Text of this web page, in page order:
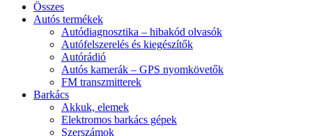
Összes
Autós termékek
Autódiagnosztika – hibakód olvasók
Autófelszerelés és kiegészítők
Autórádió
Autós kamerák – GPS nyomkövetők
FM transzmitterek
Barkács
Akkuk, elemek
Elektromos barkács gépek
Szerszámok